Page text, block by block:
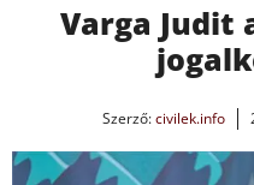
Varga Judit
Szerző:civilek.info